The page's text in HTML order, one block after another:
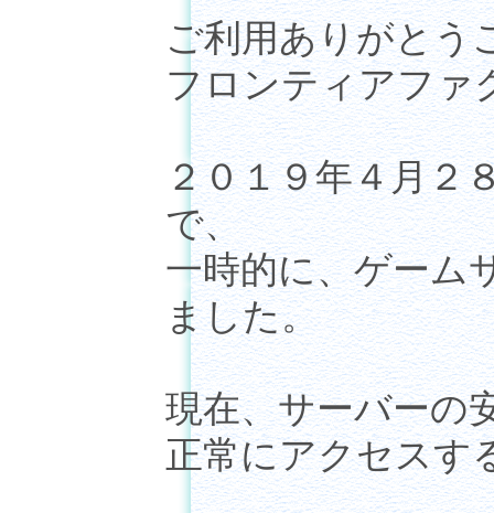
ご利用ありがとう
フロンティアファ
２０１９年４月２
で、
一時的に、ゲーム
ました。
現在、サーバーの
正常にアクセスす